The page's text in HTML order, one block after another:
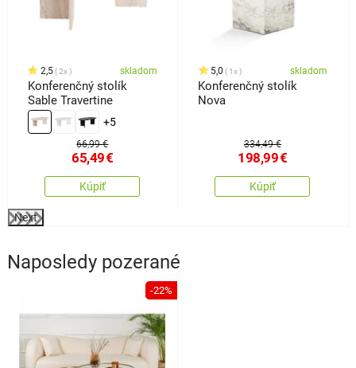
2,5 2x skladom
Konferenčný stolík
Sable Travertine
+5
66,99 €
65,49€
Kúpiť
5,0 1x skladom
Konferenčný stolík
Nova
334,49 €
198,99€
Kúpiť
Next
Naposledy pozerané
-22%